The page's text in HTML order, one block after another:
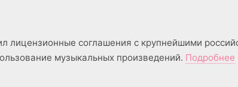
лицензионные соглашения с крупнейшими
музыкальных произведений. Подробнее